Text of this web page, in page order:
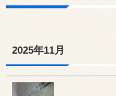
2025年11月